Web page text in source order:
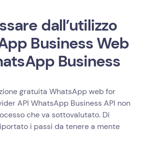
dall’utilizzo
Business Web
Business
gratuita WhatsApp web for
API WhatsApp Business API non
che va sottovalutato. Di
i passi da tenere a mente